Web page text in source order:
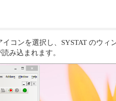
コンを選択し、SYSTAT のウィ
み込まれます。